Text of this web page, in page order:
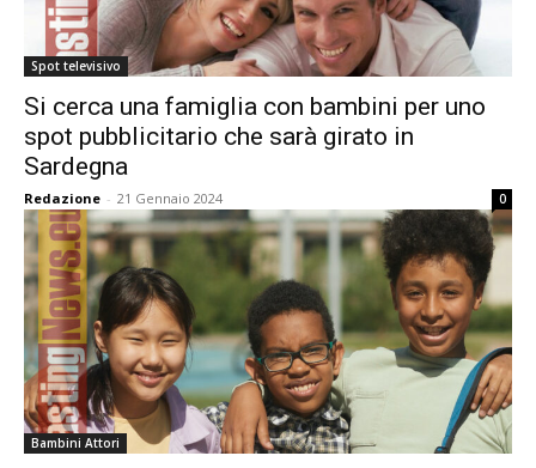
Spot televisivo
Si cerca una famiglia con bambini per uno
spot pubblicitario che sarà girato in
Sardegna
Redazione - 21 Gennaio 2024 0
Bambini Attori